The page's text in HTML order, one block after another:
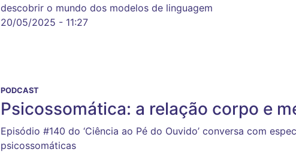
descobrir o mundo dos modelos de linguagem
20/05/2025 - 11:27
PODCAST
Psicossomática: a relação corpo e
Episódio #140 do ‘Ciência ao Pé do Ouvido’ conversa com
psicossomáticas